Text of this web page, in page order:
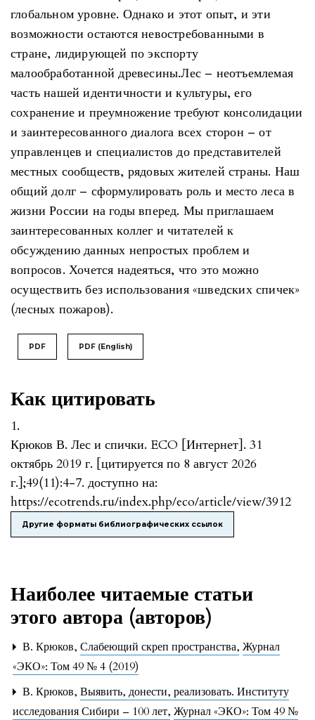
Как цитировать
1.
Крюков В. Лес и спички. ECO [Интернет]. 31
октябрь 2019 г. [цитируется по 8 август 2026
г.];49(11):4-7. доступно на:
https://ecotrends.ru/index.php/eco/article/view/3912
Другие форматы библиографических ссылок
глобальном уровне. Однако и этот опыт, и эти
возможности остаются невостребованными в
стране, лидирующей по экспорту
малообработанной древесины.Лес – неотъемлемая
часть нашей идентичности и культуры, его
сохранение и преумножение требуют консолидации
и заинтересованного диалога всех сторон – от
управленцев и специалистов до представителей
местных сообществ, рядовых жителей страны. Наш
общий долг – сформулировать роль и место леса в
жизни России на годы вперед. Мы приглашаем
заинтересованных коллег и читателей к
обсуждению данных непростых проблем и
вопросов. Хочется надеяться, что это можно
осуществить без использования «шведских спичек»
(лесных пожаров).
PDF PDF (English)
Наиболее читаемые статьи
этого автора (авторов)
В. Крюков, Слабеющий скреп пространства, Журнал
«ЭКО»: Том 49 № 4 (2019)
В. Крюков, Выявить, донести, реализовать. Институту
исследования Сибири – 100 лет, Журнал «ЭКО»: Том 49 №